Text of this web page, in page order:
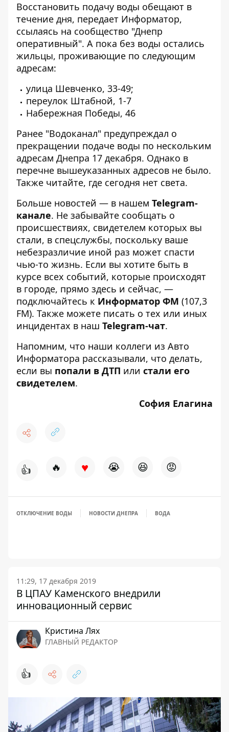
Восстановить подачу воды обещают в
течение дня, передает Информатор,
ссылаясь на сообщество "Днепр
оперативный". А пока без воды остались
жильцы, проживающие по следующим
адресам:
улица Шевченко, 33-49;
переулок Штабной, 1-7
Набережная Победы, 46
Ранее "Водоканал" предупреждал о
прекращении подаче воды по нескольким
адресам Днепра 17 декабря. Однако в
перечне вышеуказанных адресов не было.
Также читайте, где сегодня нет света.
Больше новостей — в нашем Telegram-
канале. Не забывайте сообщать о
происшествиях, свидетелем которых вы
стали, в спецслужбы, поскольку ваше
небезразличие иной раз может спасти
чью-то жизнь. Если вы хотите быть в
курсе всех событий, которые происходят
в городе, прямо здесь и сейчас, —
подключайтесь к Информатор ФМ (107,3
FM). Также можете писать о тех или иных
инцидентах в наш Telegram-чат.
Напомним, что наши коллеги из Авто
Информатора рассказывали, что делать,
если вы попали в ДТП или стали его
свидетелем.
София Елагина
👍 🔥 ♥ 😭 😆 😡
ОТКЛЮЧЕНИЕ ВОДЫ НОВОСТИ ДНЕПРА ВОДА
11:29, 17 декабря 2019
В ЦПАУ Каменского внедрили
инновационный сервис
Кристина Лях
ГЛАВНЫЙ РЕДАКТОР
👍